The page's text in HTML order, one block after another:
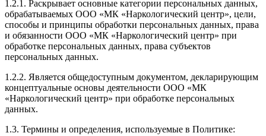
1.2.1. Раскрывает основные категории персональных данных,
обрабатываемых ООО «МК «Наркологический центр», цели,
способы и принципы обработки персональных данных, права
и обязанности ООО «МК «Наркологический центр» при
обработке персональных данных, права субъектов
персональных данных.
1.2.2. Является общедоступным документом, декларирующим
концептуальные основы деятельности ООО «МК
«Наркологический центр» при обработке персональных
данных.
1.3. Термины и определения, используемые в Политике: